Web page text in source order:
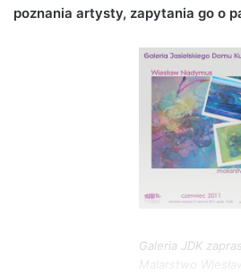
poznania artysty, zapytania go o
Galeria JDK
Malarstwo